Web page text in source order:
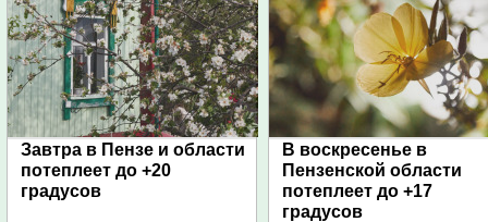
Завтра в Пензе и области
потеплеет до +20
градусов
В воскресенье в
Пензенской области
потеплеет до +17
градусов